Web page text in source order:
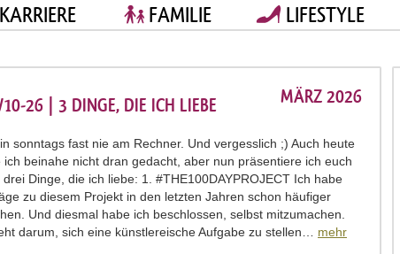
KARRIERE FAMILIE LIFESTYLE
MÄRZ 2026
26 | 3 DINGE, DIE ICH LIEBE
sonntags fast nie am Rechner. Und vergesslich ;) Auch heute
ich beinahe nicht dran gedacht, aber nun präsentiere ich euch
drei Dinge, die ich liebe: 1. #THE100DAYPROJECT Ich habe
zu diesem Projekt in den letzten Jahren schon häufiger
Und diesmal habe ich beschlossen, selbst mitzumachen.
darum, sich eine künstlereische Aufgabe zu stellen… mehr